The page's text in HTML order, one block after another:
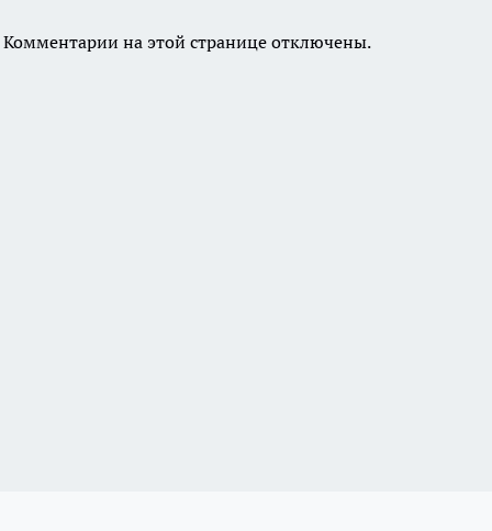
Комментарии на этой странице отключены.